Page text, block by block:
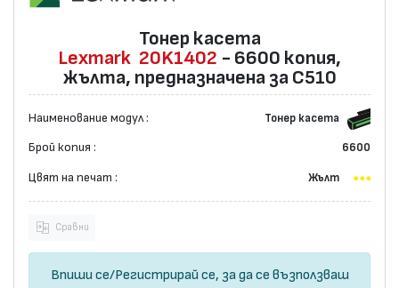
Тонер касета
Lexmark 20K1402 - 6600 копия,
жълта, предназначена за C510
Наименование модул : Тонер касета
Брой копия : 6600
Цвят на печат : Жълт
Сравни
Впиши се/Регистрирай се, за да се възползваш